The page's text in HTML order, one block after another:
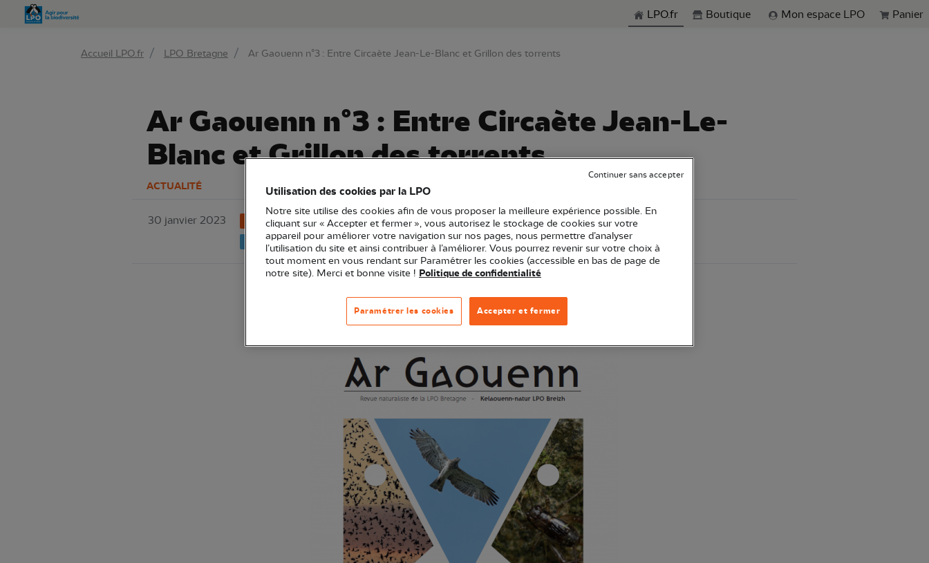
Aller à la rechercheLPO.fr Boutique Mon espace LPO Panier
Accueil LPO.fr LPO Bretagne Ar Gaouenn n°3 : Entre Circaète Jean-Le-Blanc et Grillon des torrents
Ar Gaouenn n°3 : Entre Circaète Jean-Le-
Blanc et Grillon des torrents
ACTUALITÉ
30 janvier 2023 LPO Bretagne
Publication
Connaissance
Utilisation des cookies par la LPO
Notre site utilise des cookies afin de vous proposer la meilleure expérience possible. En
cliquant sur « Accepter et fermer », vous autorisez le stockage de cookies sur votre
appareil pour améliorer votre navigation sur nos pages, nous permettre d’analyser
l’utilisation du site et ainsi contribuer à l’améliorer. Vous pourrez revenir sur votre choix à
tout moment en vous rendant sur Paramétrer les cookies (accessible en bas de page de
notre site). Merci et bonne visite ! Politique de confidentialité
Accepter et fermer
Paramétrer les cookies
Continuer sans accepter